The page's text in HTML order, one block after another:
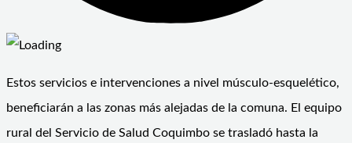
Estos servicios e intervenciones a nivel músculo-esquelético,
beneficiarán a las zonas más alejadas de la comuna. El equipo
rural del Servicio de Salud Coquimbo se trasladó hasta la